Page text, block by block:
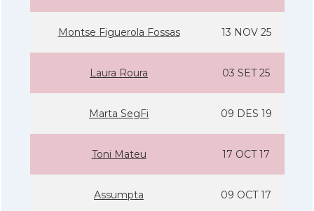
Montse Figuerola Fossas 13 NOV 25
Laura Roura 03 SET 25
Marta SegFi 09 DES 19
Toni Mateu 17 OCT 17
Assumpta 09 OCT 17